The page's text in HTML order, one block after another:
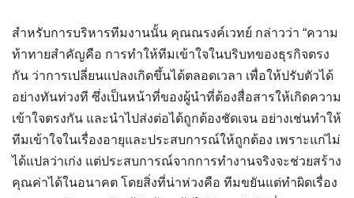
สำหรับการบริหารทีมงานนั้น คุณณรงค์เวทย์ กล่าวว่า “ความ
ท้าทายสำคัญคือ การทำให้ทีมเข้าใจในบริบทของธุรกิจตรง
กัน ว่าการเปลี่ยนแปลงเกิดขึ้นได้ตลอดเวลา เพื่อให้ปรับตัวได้
อย่างทันท่วงที ซึ่งเป็นหน้าที่ของผู้นำที่ต้องสื่อสารให้เกิดความ
เข้าใจตรงกัน และนำไปส่งต่อได้ถูกต้องชัดเจน อย่างเช่นทำให้
ทีมเข้าใจในเรื่องอายุและประสบการณ์ให้ถูกต้อง เพราะแก่ไม่
ได้แปลว่าเก่ง แต่ประสบการณ์จากการทำงานจริงจะช่วยสร้าง
คุณค่าได้ในอนาคต โดยสิ่งที่น่าห่วงคือ ทีมขยันแต่ทำผิดเรื่อง